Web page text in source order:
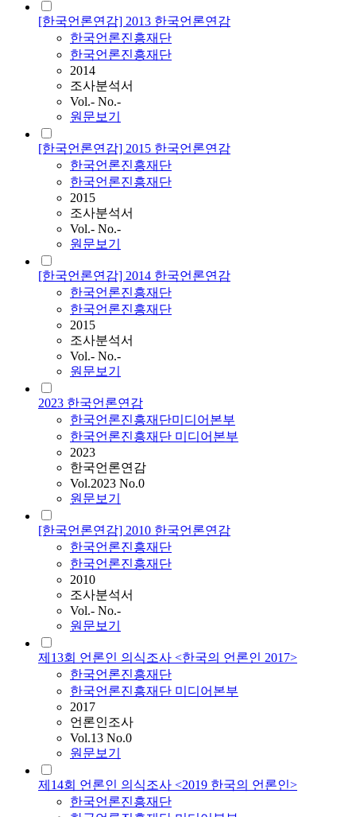
[한국언론연감] 2013 한국언론연감
한국언론진흥재단
한국언론진흥재단
2014
조사분석서
Vol.- No.-
원문보기
[한국언론연감] 2015 한국언론연감
한국언론진흥재단
한국언론진흥재단
2015
조사분석서
Vol.- No.-
원문보기
[한국언론연감] 2014 한국언론연감
한국언론진흥재단
한국언론진흥재단
2015
조사분석서
Vol.- No.-
원문보기
2023 한국언론연감
한국언론진흥재단미디어본부
한국언론진흥재단 미디어본부
2023
한국언론연감
Vol.2023 No.0
원문보기
[한국언론연감] 2010 한국언론연감
한국언론진흥재단
한국언론진흥재단
2010
조사분석서
Vol.- No.-
원문보기
제13회 언론인 의식조사 <한국의 언론인 2017>
한국언론진흥재단
한국언론진흥재단 미디어본부
2017
언론인조사
Vol.13 No.0
원문보기
제14회 언론인 의식조사 <2019 한국의 언론인>
한국언론진흥재단